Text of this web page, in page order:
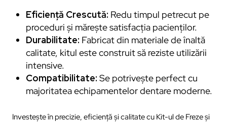
Eficiență Crescută: Redu timpul petrecut pe
proceduri și mărește satisfacția pacienților.
Durabilitate: Fabricat din materiale de înaltă
calitate, kitul este construit să reziste utilizării
intensive.
Compatibilitate: Se potrivește perfect cu
majoritatea echipamentelor dentare moderne.
Investește în precizie, eficiență și calitate cu Kit-ul de Freze și